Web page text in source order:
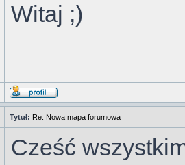
Witaj ;)
Tytuł: Re: Nowa mapa forumowa
Cześć